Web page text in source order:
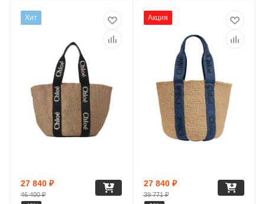
Хит
27 840 ₽
46 400₽
Акция
27 840₽
39 771₽